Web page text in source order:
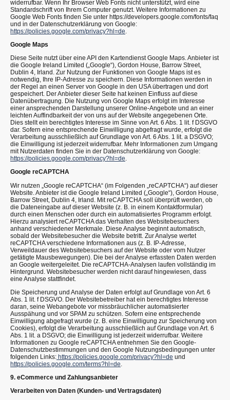
widerrufbar. Wenn Ihr Browser Web Fonts nicht unterstützt, wird eine
Standardschrift von Ihrem Computer genutzt. Weitere Informationen zu
Google Web Fonts finden Sie unter https://developers.google.com/fonts/faq
und in der Datenschutzerklärung von Google:
https://policies.google.com/privacy?hl=de
Google Maps
Diese Seite nutzt über eine API den Kartendienst Google Maps. Anbieter ist
die Google Ireland Limited („Google“), Gordon House, Barrow Street,
Dublin 4, Irland. Zur Nutzung der Funktionen von Google Maps ist es
notwendig, Ihre IP-Adresse zu speichern. Diese Informationen werden in
der Regel an einen Server von Google in den USA übertragen und dort
gespeichert. Der Anbieter dieser Seite hat keinen Einfluss auf diese
Datenübertragung. Die Nutzung von Google Maps erfolgt im Interesse
einer ansprechenden Darstellung unserer Online-Angebote und an einer
leichten Auffindbarkeit der von uns auf der Website angegebenen Orte.
Dies stellt ein berechtigtes Interesse im Sinne von Art. 6 Abs. 1 lit. f DSGVO
dar. Sofern eine entsprechende Einwilligung abgefragt wurde, erfolgt die
Verarbeitung ausschließlich auf Grundlage von Art. 6 Abs. 1 lit. a DSGVO;
die Einwilligung ist jederzeit widerrufbar. Mehr Informationen zum Umgang
mit Nutzerdaten finden Sie in der Datenschutzerklärung von Google:
https://policies.google.com/privacy?hl=de.
Google reCAPTCHA
Wir nutzen „Google reCAPTCHA“ (im Folgenden „reCAPTCHA“) auf dieser
Website. Anbieter ist die Google Ireland Limited („Google“), Gordon House,
Barrow Street, Dublin 4, Irland. Mit reCAPTCHA soll überprüft werden, ob
die Dateneingabe auf dieser Website (z. B. in einem Kontaktformular)
durch einen Menschen oder durch ein automatisiertes Programm erfolgt.
Hierzu analysiert reCAPTCHA das Verhalten des Websitebesuchers
anhand verschiedener Merkmale. Diese Analyse beginnt automatisch,
sobald der Websitebesucher die Website betritt. Zur Analyse wertet
reCAPTCHA verschiedene Informationen aus (z. B. IP-Adresse,
Verweildauer des Websitebesuchers auf der Website oder vom Nutzer
getätigte Mausbewegungen). Die bei der Analyse erfassten Daten werden
an Google weitergeleitet. Die reCAPTCHA-Analysen laufen vollständig im
Hintergrund. Websitebesucher werden nicht darauf hingewiesen, dass
eine Analyse stattfindet.
Die Speicherung und Analyse der Daten erfolgt auf Grundlage von Art. 6
Abs. 1 lit. f DSGVO. Der Websitebetreiber hat ein berechtigtes Interesse
daran, seine Webangebote vor missbräuchlicher automatisierter
Ausspähung und vor SPAM zu schützen. Sofern eine entsprechende
Einwilligung abgefragt wurde (z. B. eine Einwilligung zur Speicherung von
Cookies), erfolgt die Verarbeitung ausschließlich auf Grundlage von Art. 6
Abs. 1 lit. a DSGVO; die Einwilligung ist jederzeit widerrufbar. Weitere
Informationen zu Google reCAPTCHA entnehmen Sie den Google-
Datenschutzbestimmungen und den Google Nutzungsbedingungen unter
folgenden Links: https://policies.google.com/privacy?hl=de und
https://policies.google.com/terms?hl=de.
9. eCommerce und Zahlungsanbieter
Verarbeiten von Daten (Kunden- und Vertragsdaten)